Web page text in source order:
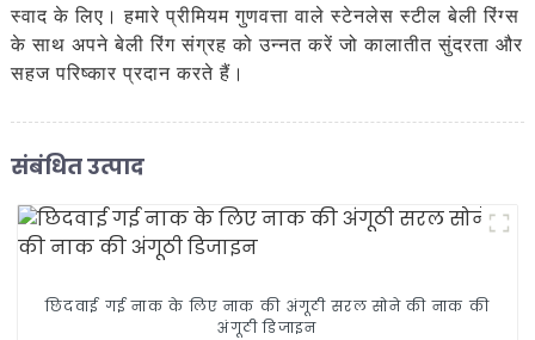
स्वाद के लिए। हमारे प्रीमियम गुणवत्ता वाले स्टेनलेस स्टील बेली रिंग्स
के साथ अपने बेली रिंग संग्रह को उन्नत करें जो कालातीत सुंदरता और
सहज परिष्कार प्रदान करते हैं।
संबंधित उत्पाद
छिदवाई गई नाक के लिए नाक की अंगूठी सरल सोने की नाक की
अंगूठी डिजाइन